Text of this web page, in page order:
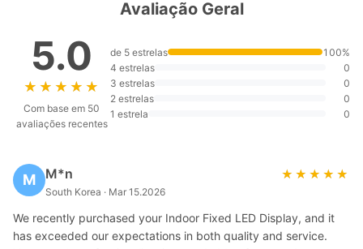
Avaliação Geral
5.0
★★★★★
★★★★★
Com base em 50
avaliações recentes
de 5 estrelas
100%
4 estrelas
0
3 estrelas
0
2 estrelas
0
1 estrela
0
M M*n
South Korea · Mar 15.2026
★★★★★
★★★★★
We recently purchased your Indoor Fixed LED Display, and it
has exceeded our expectations in both quality and service.